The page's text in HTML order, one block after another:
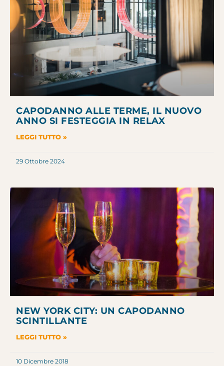
CAPODANNO ALLE TERME, IL NUOVO
ANNO SI FESTEGGIA IN RELAX
LEGGI TUTTO »
29 Ottobre 2024
NEW YORK CITY: UN CAPODANNO
SCINTILLANTE
LEGGI TUTTO »
10 Dicembre 2018